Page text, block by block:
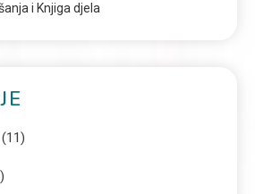
i Knjiga djela
(11)